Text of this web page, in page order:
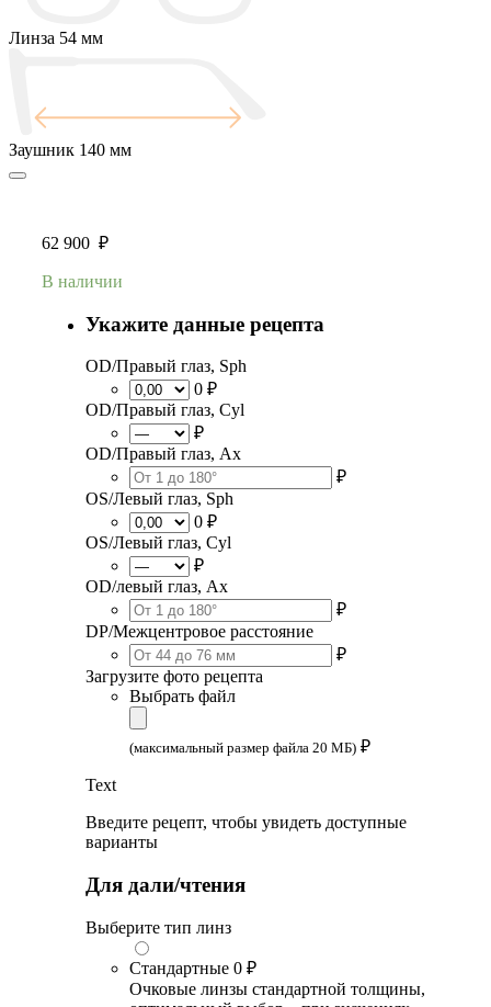
Линза 54 мм
Заушник 140 мм
62 900 ₽
В наличии
Укажите данные рецепта
OD/Правый глаз, Sph
0 ₽
OD/Правый глаз, Cyl
₽
OD/Правый глаз, Ax
₽
OS/Левый глаз, Sph
0 ₽
OS/Левый глаз, Cyl
₽
OD/левый глаз, Ax
₽
DP/Межцентровое расстояние
₽
Загрузите фото рецепта
Выбрать файл
(максимальный размер файла 20 МБ) ₽
Text
Введите рецепт, чтобы увидеть доступные
варианты
Для дали/чтения
Выберите тип линз
Стандартные 0 ₽
Очковые линзы стандартной толщины,